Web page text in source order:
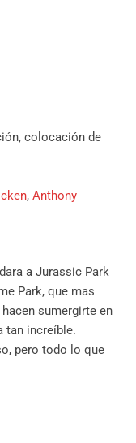
colocación de
, Anthony
a Jurassic Park
Park, que mas
sumergirte en
tan increíble.
pero todo lo que